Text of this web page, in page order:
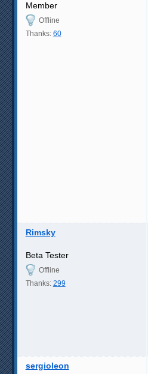
Member
Offline
Thanks: 60
Rimsky
Beta Tester
Offline
Thanks: 299
sergioleon